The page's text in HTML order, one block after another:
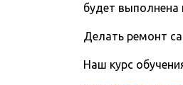
будет выполнена
Делать ремонт
Наш курс